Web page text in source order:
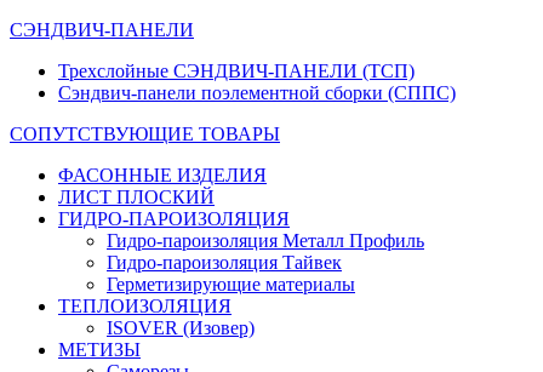
СЭНДВИЧ-ПАНЕЛИ
Трехслойные СЭНДВИЧ-ПАНЕЛИ (ТСП)
Сэндвич-панели поэлементной сборки (СППС)
СОПУТСТВУЮЩИЕ ТОВАРЫ
ФАСОННЫЕ ИЗДЕЛИЯ
ЛИСТ ПЛОСКИЙ
ГИДРО-ПАРОИЗОЛЯЦИЯ
Гидро-пароизоляция Металл Профиль
Гидро-пароизоляция Тайвек
Герметизирующие материалы
ТЕПЛОИЗОЛЯЦИЯ
ISOVER (Изовер)
МЕТИЗЫ